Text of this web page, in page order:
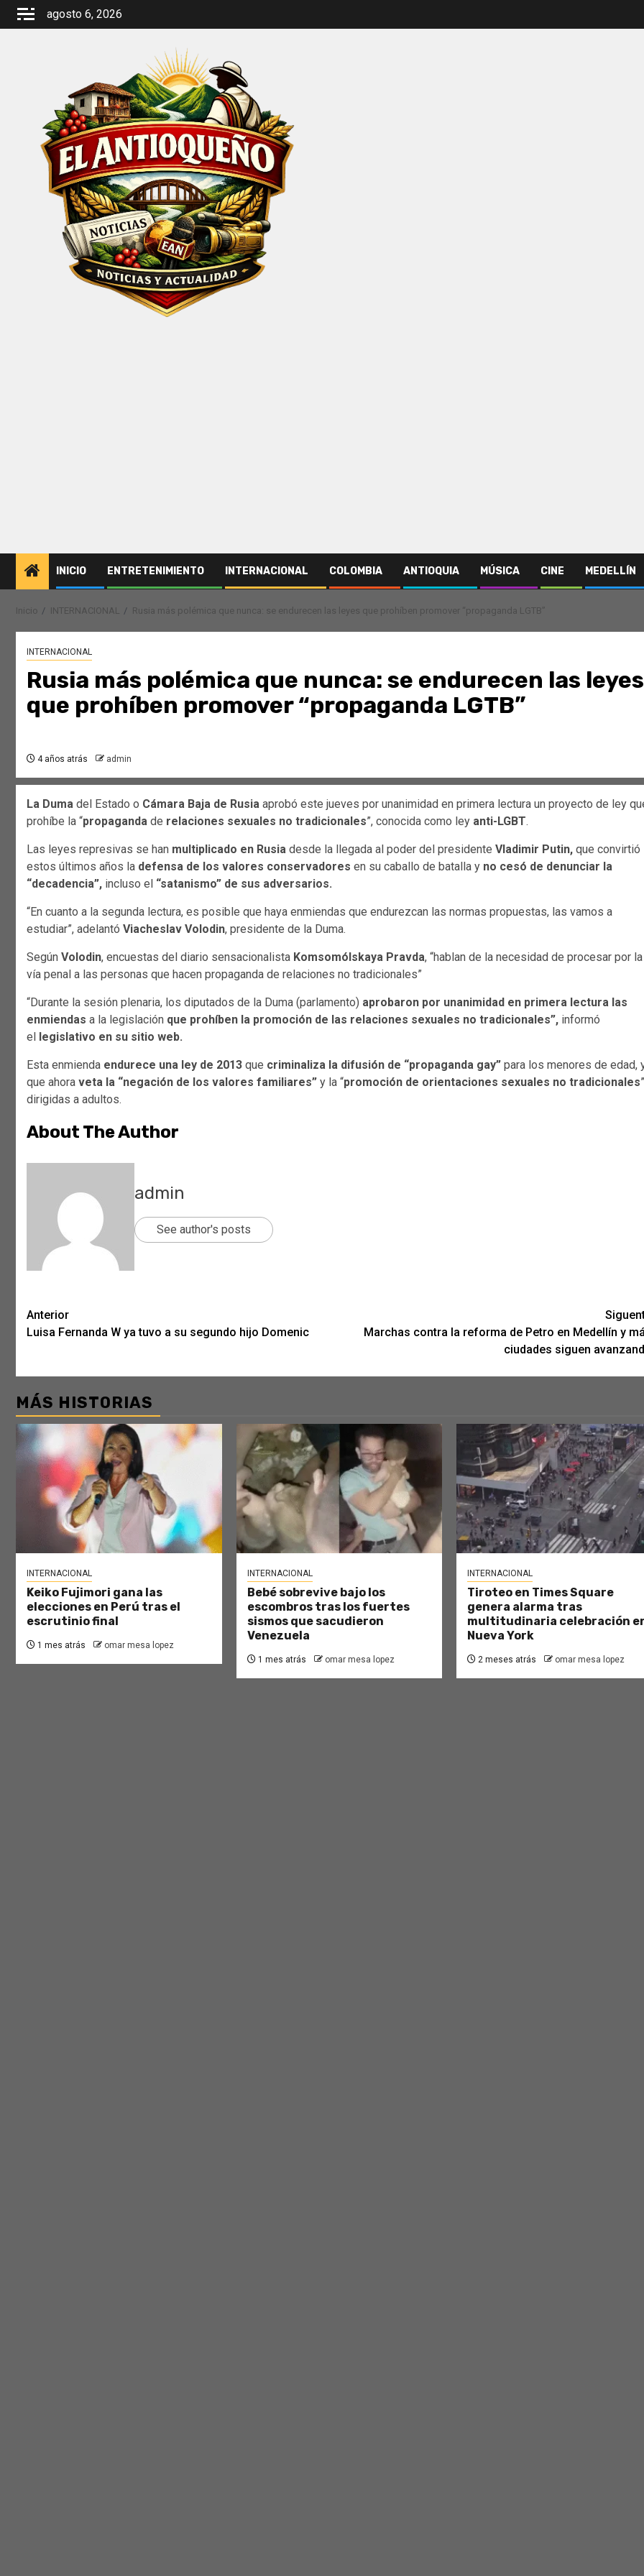
Saltar
agosto 6, 2026
INICIO ENTRETENIMIENTO INTERNACIONAL COLOMBIA ANTIOQUIA MÚSICA CINE MEDELLÍN
Inicio INTERNACIONAL Rusia más polémica que nunca: se endurecen las leyes que prohíben promover “propaganda LGTB”
INTERNACIONAL
Rusia más polémica que nunca: se endurecen las leyes
que prohíben promover “propaganda LGTB”
4 años atrás admin
La Duma del Estado o Cámara Baja de Rusia aprobó este jueves por unanimidad en primera lectura un proyecto de ley
prohíbe la “propaganda de relaciones sexuales no tradicionales”, conocida como ley anti-LGBT.
Las leyes represivas se han multiplicado en Rusia desde la llegada al poder del presidente Vladimir Putin, que convirtió
estos últimos años la defensa de los valores conservadores en su caballo de batalla y no cesó de denunciar la
“decadencia”, incluso el “satanismo” de sus adversarios.
“En cuanto a la segunda lectura, es posible que haya enmiendas que endurezcan las normas propuestas, las vamos a
estudiar”, adelantó Viacheslav Volodin, presidente de la Duma.
Según Volodin, encuestas del diario sensacionalista Komsomólskaya Pravda, “hablan de la necesidad de procesar por la
vía penal a las personas que hacen propaganda de relaciones no tradicionales”
“Durante la sesión plenaria, los diputados de la Duma (parlamento) aprobaron por unanimidad en primera lectura las
enmiendas a la legislación que prohíben la promoción de las relaciones sexuales no tradicionales”, informó
el legislativo en su sitio web.
Esta enmienda endurece una ley de 2013 que criminaliza la difusión de “propaganda gay” para los menores de edad,
que ahora veta la “negación de los valores familiares” y la “promoción de orientaciones sexuales no tradicionales”
dirigidas a adultos.
About The Author
admin
See author's posts
Post
navigation
Anterior
Luisa Fernanda W ya tuvo a su segundo hijo Domenic
Marchas contra la reforma de Petro en Medellín y
ciudades siguen
MÁS HISTORIAS
INTERNACIONAL
Keiko Fujimori gana las
elecciones en Perú tras el
escrutinio final
1 mes atrás omar mesa lopez
INTERNACIONAL
Bebé sobrevive bajo los
escombros tras los fuertes
sismos que sacudieron
Venezuela
1 mes atrás omar mesa lopez
INTERNACIONAL
Tiroteo en Times Square
genera alarma tras
multitudinaria celebración
Nueva York
2 meses atrás omar mesa lopez